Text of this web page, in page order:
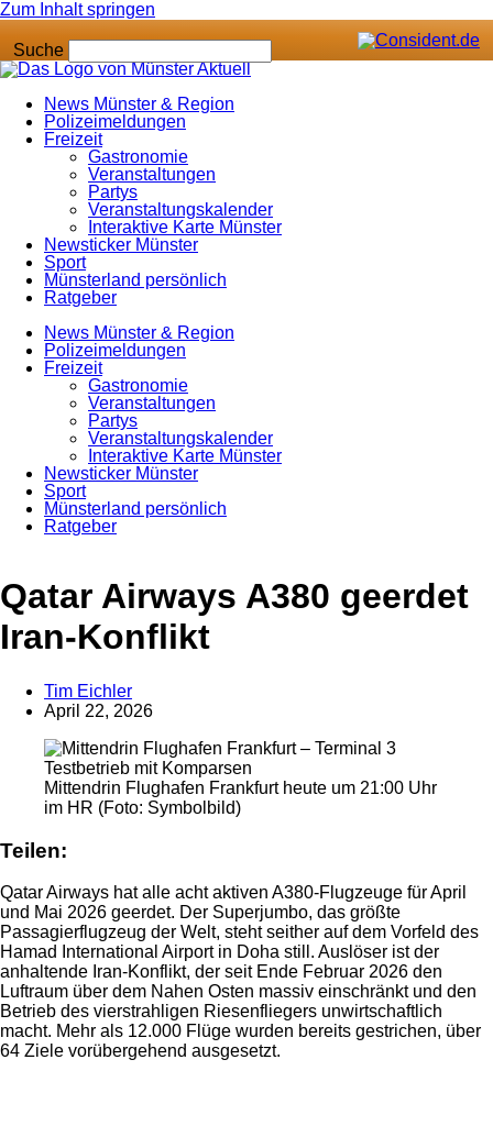
Zum Inhalt springen
Suche
News Münster & Region
Polizeimeldungen
Freizeit
Gastronomie
Veranstaltungen
Partys
Veranstaltungskalender
Interaktive Karte Münster
Newsticker Münster
Sport
Münsterland persönlich
Ratgeber
News Münster & Region
Polizeimeldungen
Freizeit
Gastronomie
Veranstaltungen
Partys
Veranstaltungskalender
Interaktive Karte Münster
Newsticker Münster
Sport
Münsterland persönlich
Ratgeber
Anzeige
Qatar Airways A380 geerdet
Iran-Konflikt
Tim Eichler
April 22, 2026
Mittendrin Flughafen Frankfurt heute um 21:00 Uhr
im HR (Foto: Symbolbild)
Teilen:
Qatar Airways hat alle acht aktiven A380-Flugzeuge für April
und Mai 2026 geerdet. Der Superjumbo, das größte
Passagierflugzeug der Welt, steht seither auf dem Vorfeld des
Hamad International Airport in Doha still. Auslöser ist der
anhaltende Iran-Konflikt, der seit Ende Februar 2026 den
Luftraum über dem Nahen Osten massiv einschränkt und den
Betrieb des vierstrahligen Riesenfliegers unwirtschaftlich
macht. Mehr als 12.000 Flüge wurden bereits gestrichen, über
64 Ziele vorübergehend ausgesetzt.